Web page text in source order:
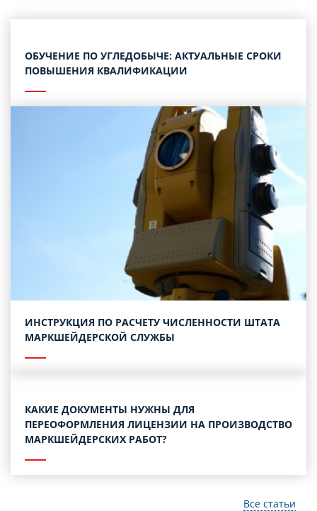
ОБУЧЕНИЕ ПО УГЛЕДОБЫЧЕ: АКТУАЛЬНЫЕ СРОКИ
ПОВЫШЕНИЯ КВАЛИФИКАЦИИ
ИНСТРУКЦИЯ ПО РАСЧЕТУ ЧИСЛЕННОСТИ ШТАТА
МАРКШЕЙДЕРСКОЙ СЛУЖБЫ
КАКИЕ ДОКУМЕНТЫ НУЖНЫ ДЛЯ
ПЕРЕОФОРМЛЕНИЯ ЛИЦЕНЗИИ НА ПРОИЗВОДСТВО
МАРКШЕЙДЕРСКИХ РАБОТ?
Все статьи